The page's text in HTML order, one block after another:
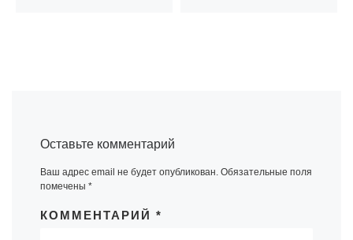
Оставьте комментарий
Ваш адрес email не будет опубликован. Обязательные поля
помечены*
КОММЕНТАРИЙ*